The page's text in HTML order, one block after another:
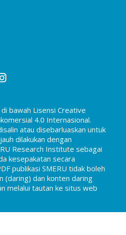
bawah Lisensi Creative
4.0 Internasional.
atau disebarluaskan untuk
dilakukan dengan
Research Institute sebagai
kesepakatan secara
publikasi SMERU tidak boleh
(daring) dan konten daring
melalui tautan ke situs web